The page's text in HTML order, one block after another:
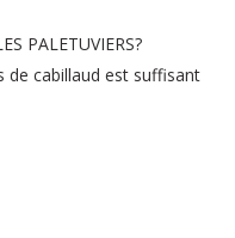
PALETUVIERS?
de cabillaud est suffisant